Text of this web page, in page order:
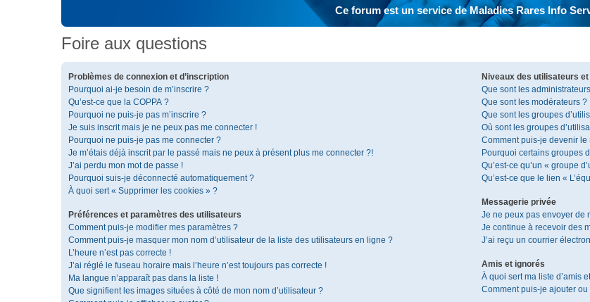
Ce forum est un service de Maladies Rares Info
Foire aux questions
Problèmes de connexion et d’inscription
Pourquoi ai-je besoin de m’inscrire ?
Qu’est-ce que la COPPA ?
Pourquoi ne puis-je pas m’inscrire ?
Je suis inscrit mais je ne peux pas me connecter !
Pourquoi ne puis-je pas me connecter ?
Je m’étais déjà inscrit par le passé mais ne peux à présent plus me connecter ?!
J’ai perdu mon mot de passe !
Pourquoi suis-je déconnecté automatiquement ?
À quoi sert « Supprimer les cookies » ?
Préférences et paramètres des utilisateurs
Comment puis-je modifier mes paramètres ?
Comment puis-je masquer mon nom d’utilisateur de la liste des utilisateurs en ligne ?
L’heure n’est pas correcte !
J’ai réglé le fuseau horaire mais l’heure n’est toujours pas correcte !
Ma langue n’apparaît pas dans la liste !
Que signifient les images situées à côté de mon nom d’utilisateur ?
Niveaux des utilisateurs
Que sont les
Que sont les modérateurs ?
Que sont les groupes
Où sont les groupes
Comment puis-je devenir le
Pourquoi certains groupes
Qu’est-ce qu’un « groupe
Qu’est-ce que le lien «
Messagerie privée
Je ne peux pas envoyer de
Je continue à recevoir des
J’ai reçu un courrier
Amis et ignorés
À quoi sert ma liste d’amis
Comment puis-je ajouter ou